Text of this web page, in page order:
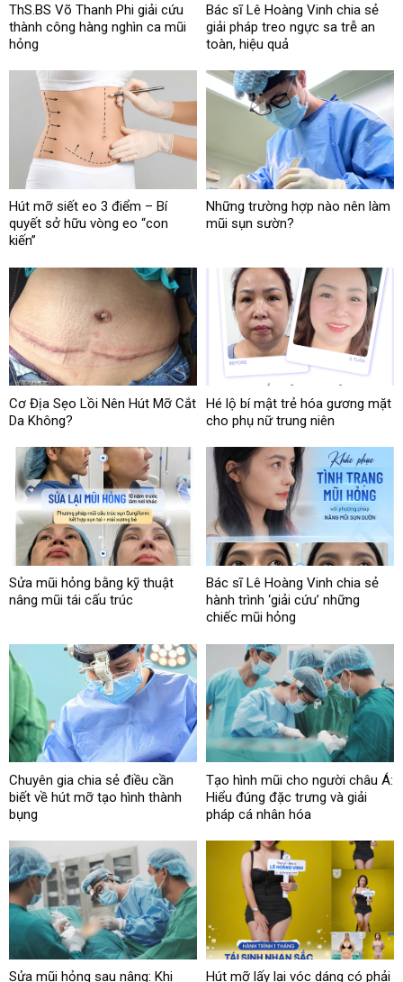
ThS.BS Võ Thanh Phi giải cứu
thành công hàng nghìn ca mũi
hỏng
Bác sĩ Lê Hoàng Vinh chia sẻ
giải pháp treo ngực sa trễ an
toàn, hiệu quả
Hút mỡ siết eo 3 điểm – Bí
quyết sở hữu vòng eo “con
kiến”
Những trường hợp nào nên làm
mũi sụn sườn?
Cơ Địa Sẹo Lồi Nên Hút Mỡ Cắt
Da Không?
Hé lộ bí mật trẻ hóa gương mặt
cho phụ nữ trung niên
Sửa mũi hỏng bằng kỹ thuật
nâng mũi tái cấu trúc
Bác sĩ Lê Hoàng Vinh chia sẻ
hành trình ‘giải cứu’ những
chiếc mũi hỏng
Chuyên gia chia sẻ điều cần
biết về hút mỡ tạo hình thành
bụng
Tạo hình mũi cho người châu Á:
Hiểu đúng đặc trưng và giải
pháp cá nhân hóa
Sửa mũi hỏng sau nâng: Khi Hút mỡ lấy lại vóc dáng có phải